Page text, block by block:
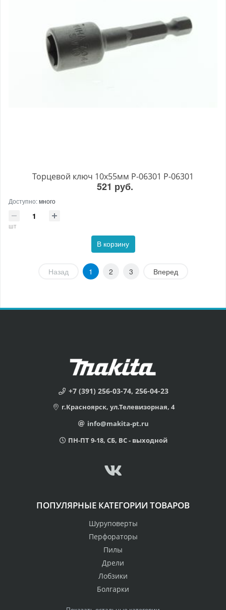
Торцевой ключ 10х55мм P-06301 P-06301
521 руб.
Доступно:много
шт
В корзину
Назад 1 2 3 Вперед
+7 (391) 256-03-74, 256-04-23
г.Красноярск, ул.Телевизорная, 4
info@makita-pt.ru
ПН-ПТ 9-18, СБ, ВС - выходной
ПОПУЛЯРНЫЕ КАТЕГОРИИ ТОВАРОВ
Шуруповерты
Перфораторы
Пилы
Дрели
Лобзики
Болгарки